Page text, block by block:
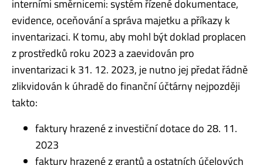
interními směrnicemi: systém řízené dokumentace,
evidence, oceňování a správa majetku a příkazy k
inventarizaci. K tomu, aby mohl být doklad proplacen
z prostředků roku 2023 a zaevidován pro
inventarizaci k 31. 12. 2023, je nutno jej předat řádně
zlikvidován k úhradě do finanční účtárny nejpozději
takto:
faktury hrazené z investiční dotace do 28. 11.
2023
faktury hrazené z grantů a ostatních účelových